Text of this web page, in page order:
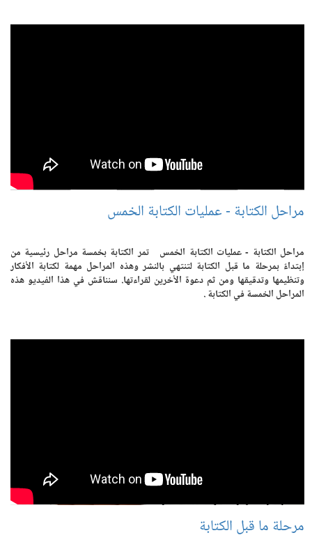
مراحل الكتابة - عمليات الكتابة الخمس
مراحل الكتابة - عمليات الكتابة الخمس تمر الكتابة بخمسة مراحل رئيسية من
إبتداءً بمرحلة ما قبل الكتابة لتنتهي بالنشر وهذه المراحل مهمة لكتابة الأفكار
وتنظيمها وتدقيقها ومن ثم دعوة الأخرين لقراءتها. سنناقش في هذا الفيديو هذه
المراحل الخمسة في الكتابة .
مرحلة ما قبل الكتابة